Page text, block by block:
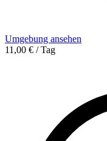
Umgebung ansehen
11,00 € / Tag